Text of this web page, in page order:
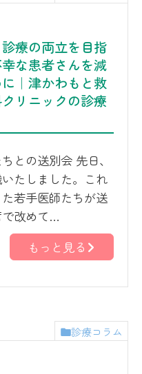
診療の両立を目指
な患者さんを減
｜津かわもと救
リニックの診療
との送別会 先日、
たしました。これ
若手医師たちが送
で改めて…
もっと見る
診療コラム